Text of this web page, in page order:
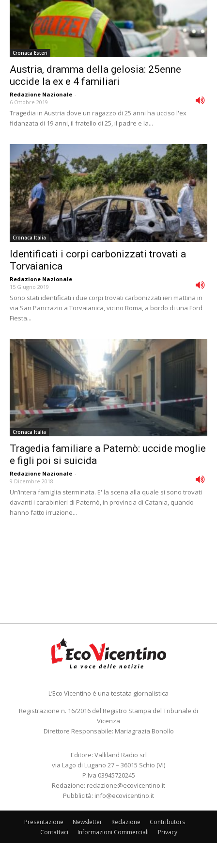
Cronaca Esteri
Austria, dramma della gelosia: 25enne
uccide la ex e 4 familiari
Redazione Nazionale -
6 Ottobre 2019
Tragedia in Austria dove un ragazzo di 25 anni ha ucciso l'ex
fidanzata di 19 anni, il fratello di 25, il padre e la...
Cronaca Italia
Identificati i corpi carbonizzati trovati a
Torvaianica
Redazione Nazionale -
15 Giugno 2019
Sono stati identificati i due corpi trovati carbonizzati ieri mattina in
via San Pancrazio a Torvaianica, vicino Roma, a bordo di una Ford
Fiesta...
Cronaca Italia
Tragedia familiare a Paternò: uccide moglie
e figli poi si suicida
Redazione Nazionale -
9 Dicembre 2018
Un’intera famiglia sterminata. E' la scena alla quale si sono trovati
davanti i carabinieri di Paternò, in provincia di Catania, quando
hanno fatto irruzione...
L’Eco Vicentino è una testata giornalistica
Registrazione n. 16/2016 del Registro Stampa del Tribunale di
Vicenza
Direttore Responsabile: Mariagrazia Bonollo
Editore: Valliland Radio srl
via Lago di Lugano 27 – 36015 Schio (VI)
P.Iva 03945720245
Redazione: redazione@ecovicentino.it
Pubblicità: info@ecovicentino.it
Presentazione Newsletter Redazione
Contributors
Contattaci
Informazioni Commerciali Privacy